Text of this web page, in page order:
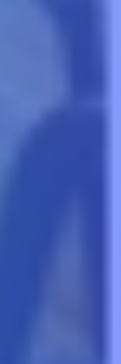
pristup
sadržajima
stranice -
dipl.